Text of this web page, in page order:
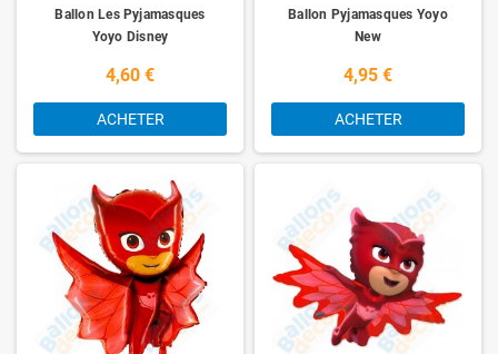
Ce qui rend les Pyjamasques si spéciaux, c'est leur capacité à inspirer les
enfants à croire en eux-mêmes et à utiliser leur imagination pour réaliser
compétences uniques à la table, mettant en valeur l'importance de la
diversité et de l'entraide. Les Pyjamasques enseignent également des
valeurs positives telles que l'amitié, le courage et la persévérance, aidant
La série a également été saluée pour son engagement envers l'inclusivité
et la diversité, présentant des personnages de différentes origines,
cultures et capacités. Les Pyjamasques encouragent l'acceptation de la
différence et la célébration de ce qui rend chacun unique, renforçant ainsi
les valeurs de tolérance et de respect chez les jeunes téléspectateurs.
Depuis sa première diffusion, les Pyjamasques sont devenus une
franchise populaire, inspirant une multitude de produits dérivés, dont des
Ballon Les Pyjamasques
Yoyo Disney
4,60 €
ACHETER
Ballon Pyjamasques Yoyo
New
4,95 €
ACHETER